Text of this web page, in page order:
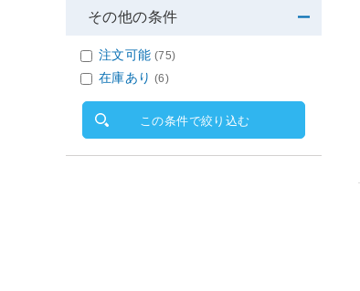
その他の条件
注文可能 (75)
在庫あり (6)
この条件で絞り込む